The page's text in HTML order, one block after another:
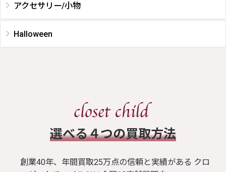
アクセサリー/小物
Halloween
​選べる４つの買取方法
創業40年、年間買取25万点の信頼と実績がある クロ